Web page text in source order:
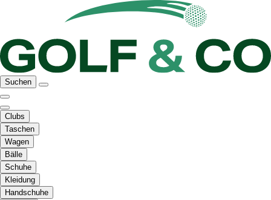
Suchen
Clubs
Taschen
Wagen
Bälle
Schuhe
Kleidung
Handschuhe